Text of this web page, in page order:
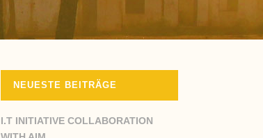
NEUESTE BEITRÄGE
I.T INITIATIVE COLLABORATION